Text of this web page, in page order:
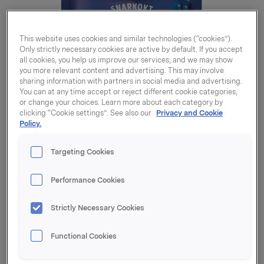
Risgrøt snarkokt 148g
This website uses cookies and similar technologies (“cookies”).
Only strictly necessary cookies are active by default. If you accept
all cookies, you help us improve our services, and we may show
you more relevant content and advertising. This may involve
sharing information with partners in social media and advertising.
You can at any time accept or reject different cookie categories,
or change your choices. Learn more about each category by
clicking “Cookie settings”. See also our Privacy and Cookie
Policy.
Targeting Cookies
Performance Cookies
Strictly Necessary Cookies
Functional Cookies